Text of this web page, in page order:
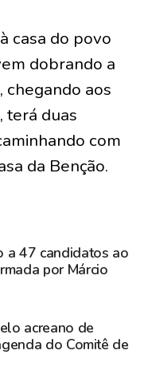
casa do povo
dobrando a
chegando aos
terá duas
com
da Benção.
a 47 candidatos ao
por Márcio
acreano de
do Comitê de